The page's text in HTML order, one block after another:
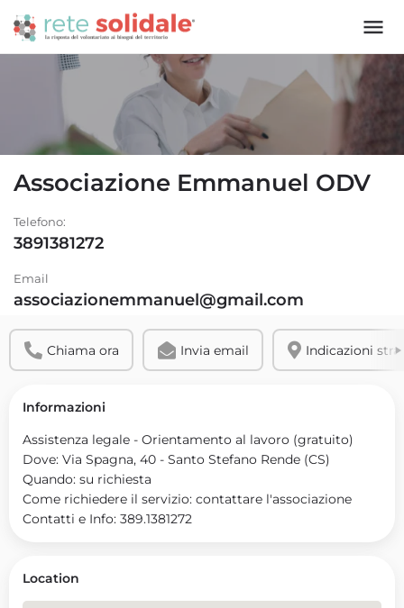
Associazione Emmanuel ODV
Telefono:
3891381272
Email
associazionemmanuel@gmail.com
Chiama ora Invia email Indicazioni
Informazioni
Assistenza legale - Orientamento al lavoro (gratuito)
Dove: Via Spagna, 40 - Santo Stefano Rende (CS)
Quando: su richiesta
Come richiedere il servizio: contattare l'associazione
Contatti e Info: 389.1381272
Location